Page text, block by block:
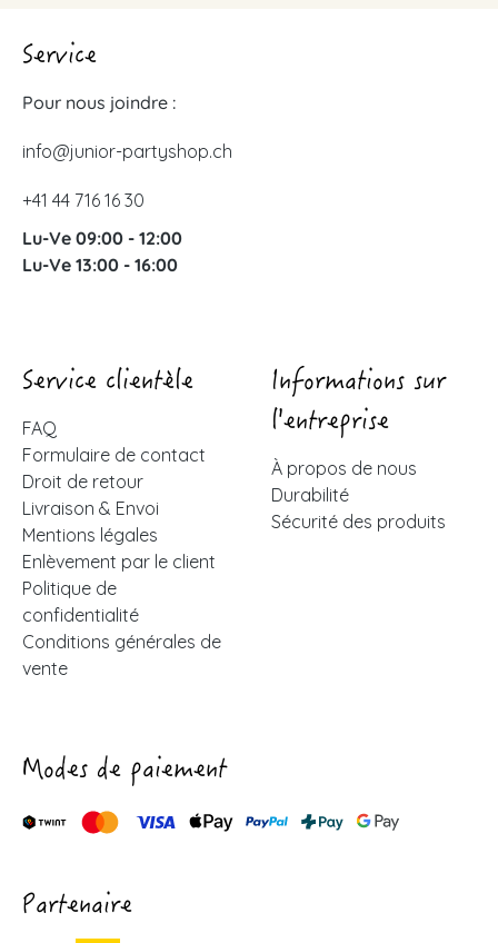
Service
Pour nous joindre :
info@junior-partyshop.ch
+41 44 716 16 30
Lu-Ve 09:00 - 12:00
Lu-Ve 13:00 - 16:00
Service clientèle
FAQ
Formulaire de contact
Droit de retour
Livraison & Envoi
Mentions légales
Enlèvement par le client
Politique de
confidentialité
Conditions générales de
vente
Informations sur
l'entreprise
À propos de nous
Durabilité
Sécurité des produits
Modes de paiement
Partenaire